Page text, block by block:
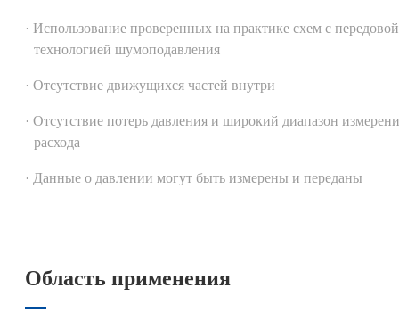
· Использование проверенных на практике схем с передовой
технологией шумоподавления
· Отсутствие движущихся частей внутри
· Отсутствие потерь давления и широкий диапазон
расхода
· Данные о давлении могут быть измерены и переданы
Область применения